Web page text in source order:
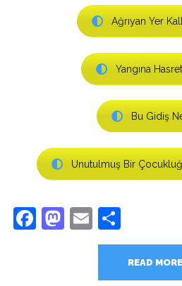
Ağrıyan Yer
Yangına
Bu Gidiş
Unutulmuş Bir
Facebook
Mastodon
Email
READ MORE